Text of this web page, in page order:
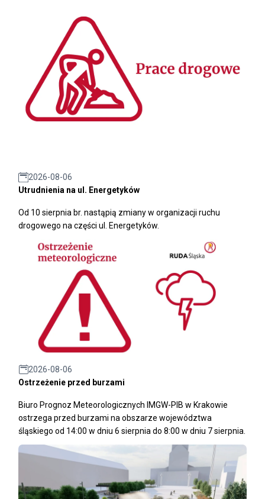
2026-08-06
Utrudnienia na ul. Energetyków
Od 10 sierpnia br. nastąpią zmiany w organizacji ruchu
drogowego na części ul. Energetyków.
2026-08-06
Ostrzeżenie przed burzami
Biuro Prognoz Meteorologicznych IMGW-PIB w Krakowie
ostrzega przed burzami na obszarze województwa
śląskiego od 14:00 w dniu 6 sierpnia do 8:00 w dniu 7 sierpnia.